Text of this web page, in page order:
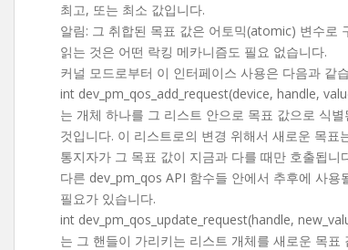
최고, 또는 최소 값입니다.
알림: 그 취합된 목표 값은 어토믹(atomic) 변수로
읽는 것은 어떤 락킹 메카니즘도 필요 없습니다.
커널 모드로부터 이 인터페이스 사용은 다음과 같
int dev_pm_qos_add_request(device, handle,
는 개체 하나를 그 리스트 안으로 목표 값으로 식
것입니다. 이 리스트로의 변경 위해서 새로운 목표
통지자가 그 목표 값이 지금과 다를 때만 호출됩니
다른 dev_pm_qos API 함수들 안에서 추후에 사
필요가 있습니다.
int dev_pm_qos_update_request(handle,
는 그 핸들이 가리키는 리스트 개체를 새로운 목표